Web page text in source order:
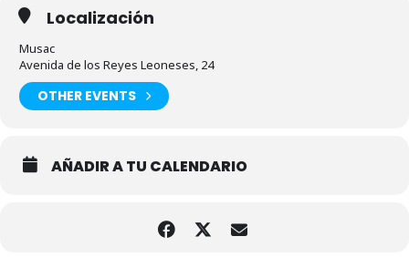
Localización
Musac
Avenida de los Reyes Leoneses, 24
OTHER EVENTS
AÑADIR A TU CALENDARIO